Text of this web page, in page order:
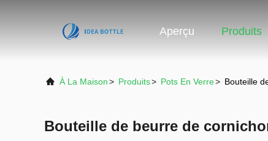
Aperçu Produits
À La Maison> Produits> Pots En Verre> Bouteille
Bouteille de beurre de